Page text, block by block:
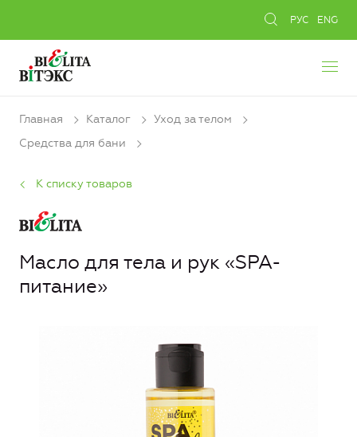
РУС ENG
Главная Каталог
Уход за телом
Средства для бани
К списку товаров
Масло для тела и рук «SPA-
питание»